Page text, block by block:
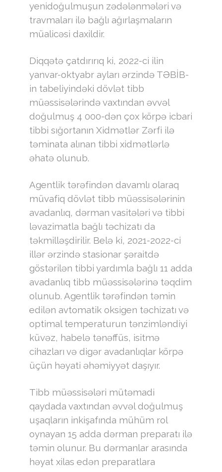
yenidoğulmuşun zədələnmələri və
travmaları ilə bağlı ağırlaşmaların
müalicəsi daxildir.
Diqqətə çatdırırıq ki, 2022-ci ilin
yanvar-oktyabr ayları ərzində TƏBİB-
in tabeliyindəki dövlət tibb
müəssisələrində vaxtından əvvəl
doğulmuş 4 000-dən çox körpə icbari
tibbi sığortanın Xidmətlər Zərfi ilə
təminata alınan tibbi xidmətlərlə
əhatə olunub.
Agentlik tərəfindən davamlı olaraq
müvafiq dövlət tibb müəssisələrinin
avadanlıq, dərman vasitələri və tibbi
ləvazimatla bağlı təchizatı da
təkmilləşdirilir. Belə ki, 2021-2022-ci
illər ərzində stasionar şəraitdə
göstərilən tibbi yardımla bağlı 11 adda
avadanlıq tibb müəssisələrinə təqdim
olunub. Agentlik tərəfindən təmin
edilən avtomatik oksigen təchizatı və
optimal temperaturun tənzimləndiyi
küvəz, habelə tənəffüs, isitmə
cihazları və digər avadanlıqlar körpə
üçün həyati əhəmiyyət daşıyır.
Tibb müəssisələri mütəmadi
qaydada vaxtından əvvəl doğulmuş
uşaqların inkişafında mühüm rol
oynayan 15 adda dərman preparatı ilə
təmin olunur. Bu dərmanlar arasında
həyat xilas edən preparatlara